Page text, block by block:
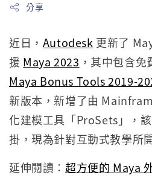
分享
近日， Autodesk 更新了
援 Maya 2023 ，其中包含免
Maya Bonus Tools 2019-
新版本，新增了由
化建模工具「ProSets」，
掛，現為針對互動式教學所
延伸閱讀： 超方便的 Maya